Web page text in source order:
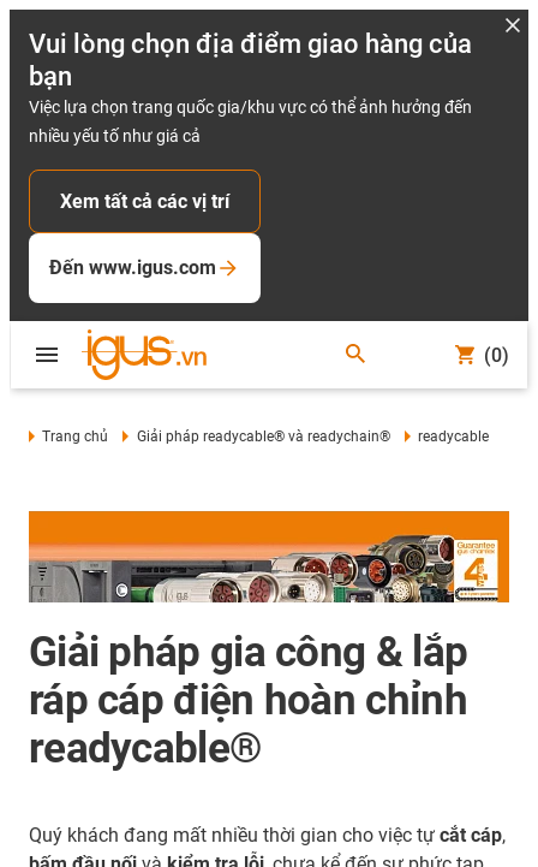
Vui lòng chọn địa điểm giao hàng của
bạn
Việc lựa chọn trang quốc gia/khu vực có thể ảnh hưởng đến
nhiều yếu tố như giá cả
Xem tất cả các vị trí
Đến www.igus.com
(0)
Trang chủ Giải pháp readycable® và readychain® readycable
Giải pháp gia công & lắp
ráp cáp điện hoàn chỉnh
readycable®
Quý khách đang mất nhiều thời gian cho việc tự cắt cáp,